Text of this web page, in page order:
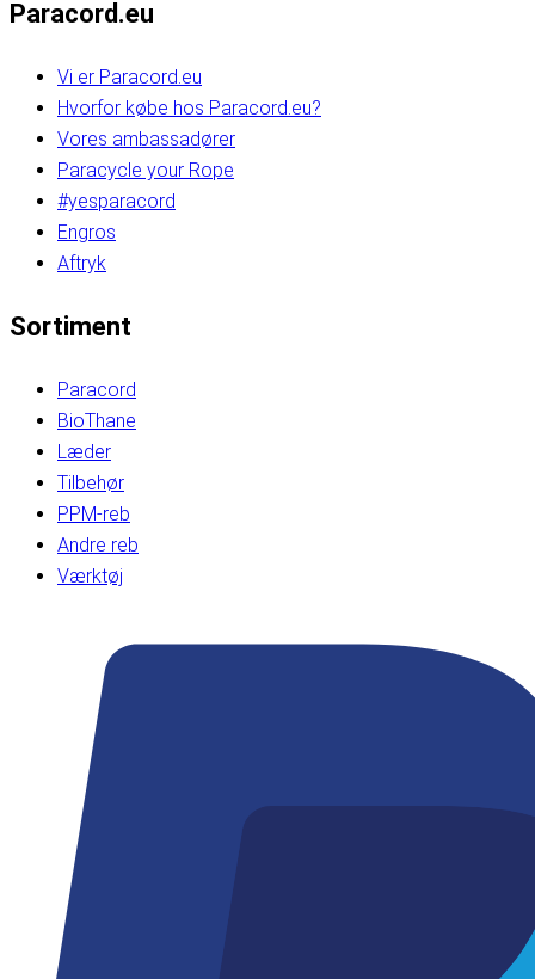
Paracord.eu
Vi er Paracord.eu
Hvorfor købe hos Paracord.eu?
Vores ambassadører
Paracycle your Rope
#yesparacord
Engros
Aftryk
Sortiment
Paracord
BioThane
Læder
Tilbehør
PPM-reb
Andre reb
Værktøj